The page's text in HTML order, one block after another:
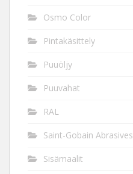
Osmo Color
Pintakäsittely
Puuöljy
Puuvahat
RAL
Saint-Gobain Abrasives
Sisämaalit